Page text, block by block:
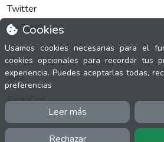
Cookies
Usamos cookies necesarias para el
cookies opcionales para recordar tus
experiencia. Puedes aceptarlas todas,
preferencias
Leer más
Rechazar
Twitter
YouTube
MÁS
FactuCon
Normativa de facturación
Programa de Partners